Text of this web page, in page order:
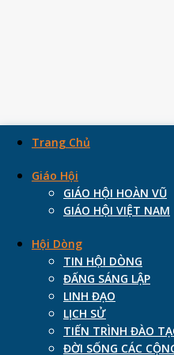
Trang Chủ
Giáo Hội
GIÁO HỘI HOÀN VŨ
GIÁO HỘI VIỆT NAM
Hội Dòng
TIN HỘI DÒNG
ĐẤNG SÁNG LẬP
LINH ĐẠO
LỊCH SỬ
TIẾN TRÌNH ĐÀO
ĐỜI SỐNG CÁC
Đấng Sáng
17 May, 202013 August,